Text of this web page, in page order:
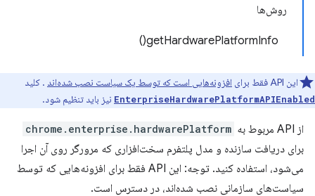
روش‌ها
getHardwarePlatformInfo()
این API فقط برای افزونه‌هایی است که توسط یک سیاست نصب شده‌اند . کلید
EnterpriseHardwarePlatformAPIEnabled نیز باید تنظیم شود.
از API مربوط به chrome.enterprise.hardwarePlatform
برای دریافت سازنده و مدل پلتفرم سخت‌افزاری که مرورگر روی آن اجرا
می‌شود، استفاده کنید. توجه: این API فقط برای افزونه‌هایی که توسط
سیاست‌های سازمانی نصب شده‌اند، در دسترس است.